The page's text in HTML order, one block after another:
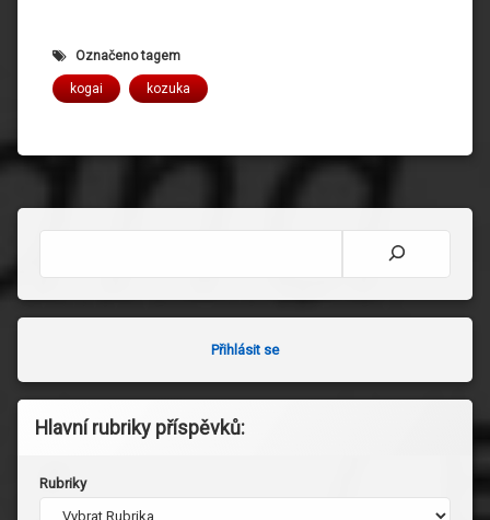
Označeno tagem
kogai kozuka
Přihlásit se
Hlavní rubriky příspěvků:
Rubriky